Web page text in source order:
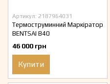
Артикул: 2187964031
Термоструминний Маркіратор
BENTSAI B40
46 000 грн
Купити